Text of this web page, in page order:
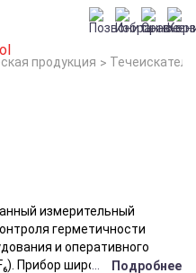
продукция
измерительный
герметичности
и оперативного
Прибор широко
Подробнее